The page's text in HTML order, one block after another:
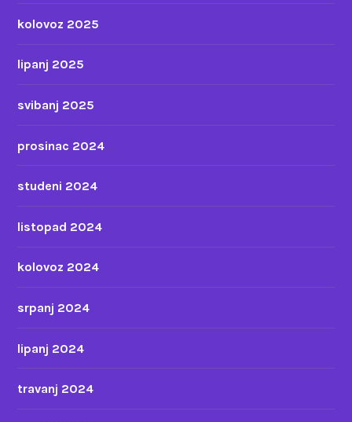
kolovoz 2025
lipanj 2025
svibanj 2025
prosinac 2024
studeni 2024
listopad 2024
kolovoz 2024
srpanj 2024
lipanj 2024
travanj 2024